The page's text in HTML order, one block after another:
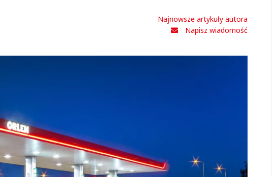
Najnowsze artykuły autora
Napisz wiadomość